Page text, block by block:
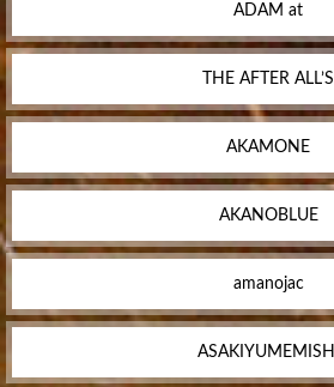
ADAM at
THE AFTER ALL’S
AKAMONE
AKANOBLUE
amanojac
ASAKIYUMEMISHI